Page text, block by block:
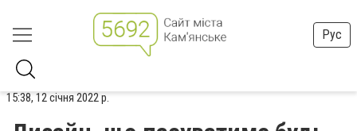
Рус
15:38, 12 січня 2022 р.